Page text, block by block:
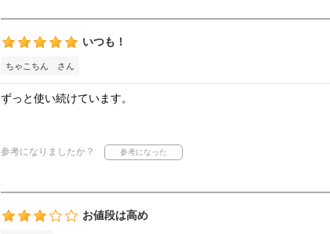
いつも！
ちゃこちん さん
ずっと使い続けています。
参考になりましたか？
お値段は高め